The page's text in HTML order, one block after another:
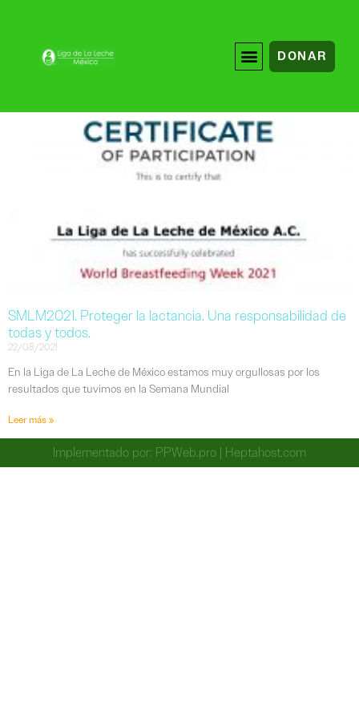
DONAR
SMLM2021. Proteger la lactancia. Una responsabilidad de
todas y todos.
22/08/2021
En la Liga de La Leche de México estamos muy orgullosas por los
resultados que tuvimos en la Semana Mundial
Leer más »
Implementado por: PPWeb.pro | Heptahost.com